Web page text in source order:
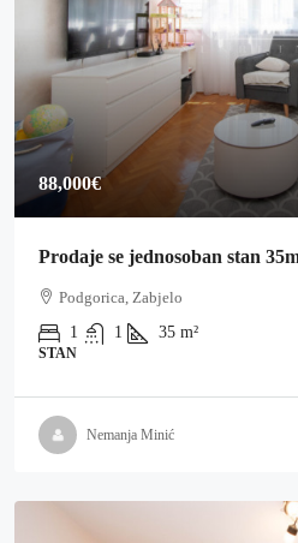
88,000€
Prodaje se jednosoban stan
Podgorica, Zabjelo
1
1 35 m²
STAN
Nemanja Minić